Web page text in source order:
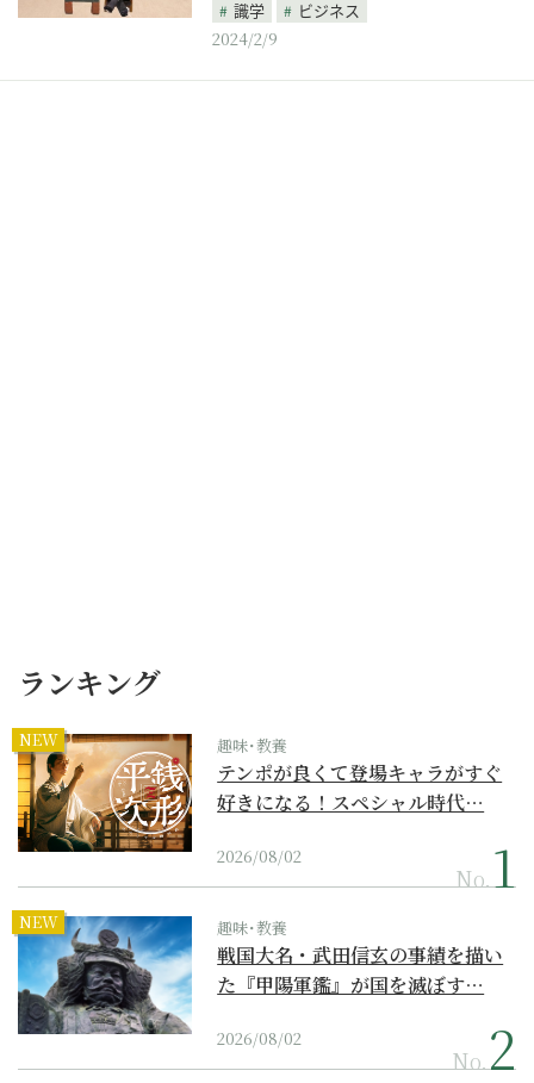
識学
ビジネス
2024/2/9
ランキング
NEW 趣味･教養
テンポが良くて登場キャラがすぐ
好きになる！スペシャル時代…
2026/08/02
No.
NEW 趣味･教養
戦国大名・武田信玄の事績を描い
た『甲陽軍鑑』が国を滅ぼす…
2026/08/02
No.